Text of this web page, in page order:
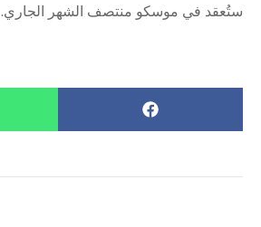
ستُعقد في موسكو منتصف الشهر الجاري.